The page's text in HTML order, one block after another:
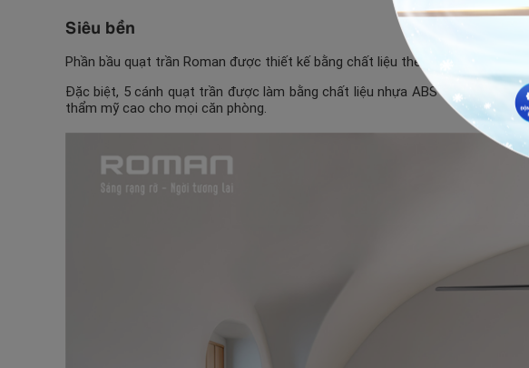
Siêu bền
Phần bầu quạt trần Roman được thiết kế bằng chất liệu thép cao cấp,
Đặc biệt, 5 cánh quạt trần được làm bằng chất liệu nhựa ABS cao cấp,
thẩm mỹ cao cho mọi căn phòng.